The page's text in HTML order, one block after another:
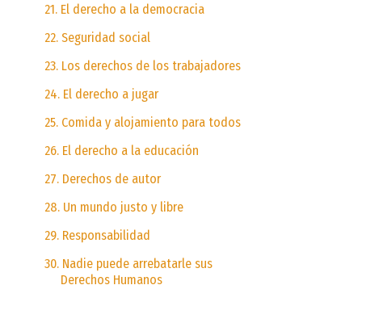
21. El derecho a la democracia
22. Seguridad social
23. Los derechos de los trabajadores
24. El derecho a jugar
25. Comida y alojamiento para todos
26. El derecho a la educación
27. Derechos de autor
28. Un mundo justo y libre
29. Responsabilidad
30. Nadie puede arrebatarle sus
Derechos Humanos